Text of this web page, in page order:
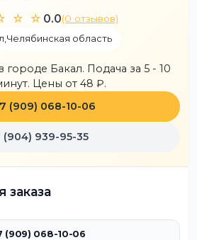
☆ ☆ 0.0(0 отзывов)
,Челябинская область
городе Бакал. Подача за 5 - 10
Цены от 48 ₽.
(909) 068-10-06
(904) 939-95-35
заказа
(909) 068-10-06